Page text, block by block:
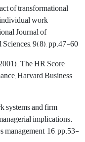
of transformational
work
Journal of
9(8), pp.47-60
The HR Score
Harvard Business
systems and firm
implications.
management, 16, pp.53-